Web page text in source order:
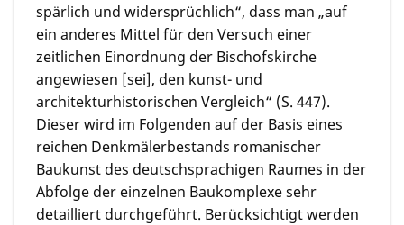
spärlich und widersprüchlich“, dass man „auf
ein anderes Mittel für den Versuch einer
zeitlichen Einordnung der Bischofskirche
angewiesen [sei], den kunst- und
architekturhistorischen Vergleich“ (S. 447).
Dieser wird im Folgenden auf der Basis eines
reichen Denkmälerbestands romanischer
Baukunst des deutschsprachigen Raumes in der
Abfolge der einzelnen Baukomplexe sehr
detailliert durchgeführt. Berücksichtigt werden